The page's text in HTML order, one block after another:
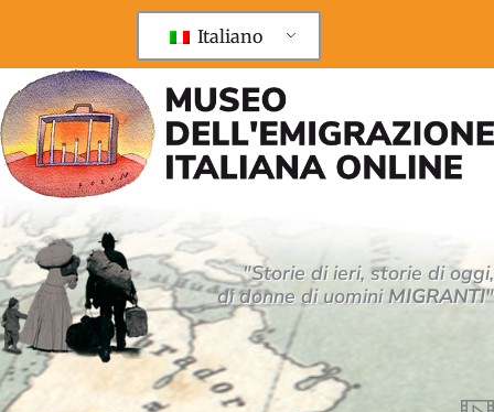
Italiano
"Storie di ieri, storie di oggi,
di donne di uominiMIGRANTI"